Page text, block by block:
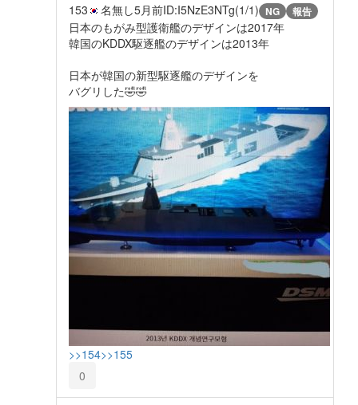
153 名無し5月前ID:I5NzE3NTg(1/1) NG 報告
日本のもがみ型護衛艦のデザインは2017年
韓国のKDDX駆逐艦のデザインは2013年
日本が韓国の新型駆逐艦のデザインを
バグリした🤣🤣
>>154>>155
0